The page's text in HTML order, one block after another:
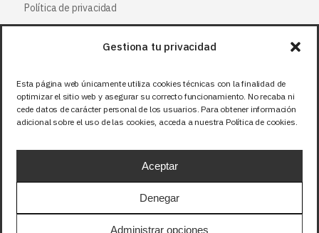
Gestiona tu privacidad
Esta página web únicamente utiliza cookies técnicas con la finalidad de
optimizar el sitio web y asegurar su correcto funcionamiento. No recaba ni
cede datos de carácter personal de los usuarios. Para obtener información
adicional sobre el uso de las cookies, acceda a nuestra Política de cookies.
Aceptar
Denegar
Administrar opciones
Política de privacidad
Política de cookies
Síguenos
Facebook
X (Twitter)
Instagram
Precios sin IVA (21%). Tasa RAEE incluida en